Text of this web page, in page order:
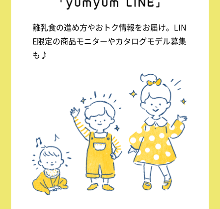
離乳食の進め方やおトク情報をお届け。LIN
E限定の商品モニターやカタログモデル募集
も♪